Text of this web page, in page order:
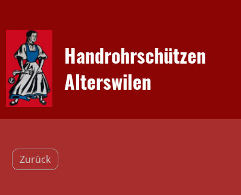
Handrohrschützen
Alterswilen
Zurück